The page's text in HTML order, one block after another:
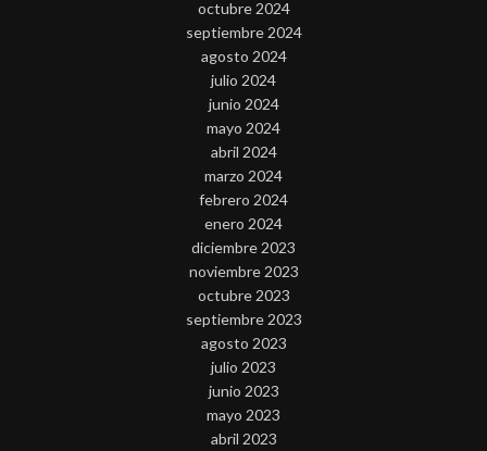
octubre 2024
septiembre 2024
agosto 2024
julio 2024
junio 2024
mayo 2024
abril 2024
marzo 2024
febrero 2024
enero 2024
diciembre 2023
noviembre 2023
octubre 2023
septiembre 2023
agosto 2023
julio 2023
junio 2023
mayo 2023
abril 2023